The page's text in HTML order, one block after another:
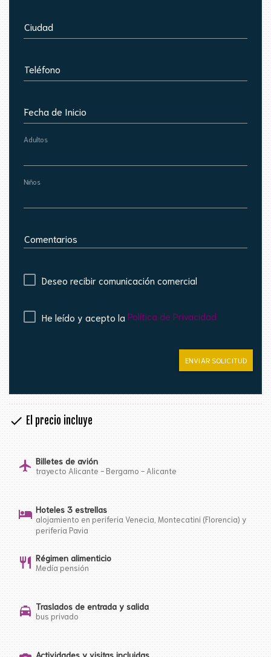
Ciudad
Teléfono
Fecha de Inicio
Adultos
Niños
Comentarios
Deseo recibir comunicación comercial
He leído y acepto la Política de Privacidad
ENVIAR SOLICITUD
check El precio incluye
flight Billetes de avión
trayecto Alicante - Bergamo - Alicante
hotel Hoteles 3 estrellas
alojamiento en periferia Venecia, Montecatini (Florencia) y
periferia Pavia
restaurant Régimen alimenticio
Medía pensión
local_taxi Traslados de entrada y salida
bus privado